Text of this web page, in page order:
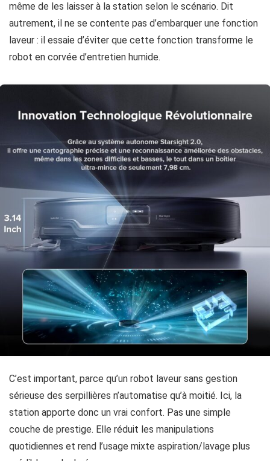
même de les laisser à la station selon le scénario. Dit
autrement, il ne se contente pas d’embarquer une fonction
laveur : il essaie d’éviter que cette fonction transforme le
robot en corvée d’entretien humide.
C’est important, parce qu’un robot laveur sans gestion
sérieuse des serpillières n’automatise qu’à moitié. Ici, la
station apporte donc un vrai confort. Pas une simple
couche de prestige. Elle réduit les manipulations
quotidiennes et rend l’usage mixte aspiration/lavage plus